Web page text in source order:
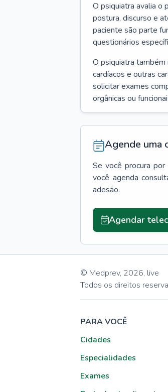
O psiquiatra avalia o
postura, discurso e
paciente são parte
questionários
O psiquiatra também
cardíacos e outras
solicitar exames
orgânicas ou
Agende uma
Se você procura por
você agenda
adesão.
Agendar
© Medprev, 2026, live
Todos os direitos
PARA VOCÊ
Cidades
Especialidades
Exames